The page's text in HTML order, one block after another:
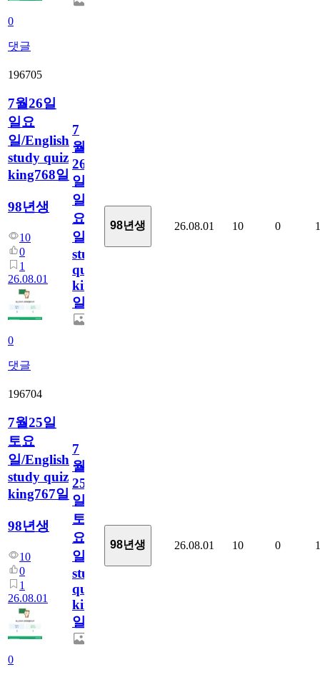
0
댓글
196705
7월26일
일요
일/English
study quiz
king768일
98년생
10
0
1
26.08.01
0
댓글
7
월
26
일
일
요
일/English
study
quiz
king768
일
98년생 26.08.01 10 0 1
196704
7월25일
토요
일/English
study quiz
king767일
98년생
10
0
1
26.08.01
0
7
월
25
일
토
요
일/English
study
quiz
king767
일
98년생 26.08.01 10 0 1